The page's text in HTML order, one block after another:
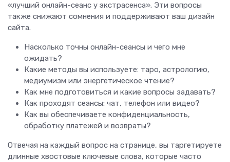
«лучший онлайн-сеанс у экстрасенса». Эти вопросы
также снижают сомнения и поддерживают ваш дизайн
сайта.
Насколько точны онлайн-сеансы и чего мне
ожидать?
Какие методы вы используете: таро, астрологию,
медиумизм или энергетическое чтение?
Как мне подготовиться и какие вопросы задавать?
Как проходят сеансы: чат, телефон или видео?
Как вы обеспечиваете конфиденциальность,
обработку платежей и возвраты?
Отвечая на каждый вопрос на странице, вы таргетируете
длинные хвостовые ключевые слова, которые часто